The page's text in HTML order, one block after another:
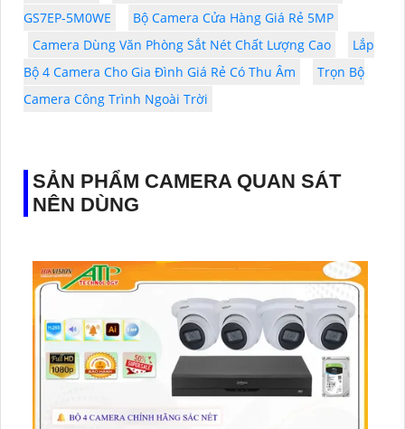
GS7EP-5M0WE
Bộ Camera Cửa Hàng Giá Rẻ 5MP
Camera Dùng Văn Phòng Sắt Nét Chất Lượng Cao
Lắp
Bộ 4 Camera Cho Gia Đình Giá Rẻ Có Thu Âm
Trọn Bộ
Camera Công Trình Ngoài Trời
SẢN PHẨM CAMERA QUAN SÁT
NÊN DÙNG